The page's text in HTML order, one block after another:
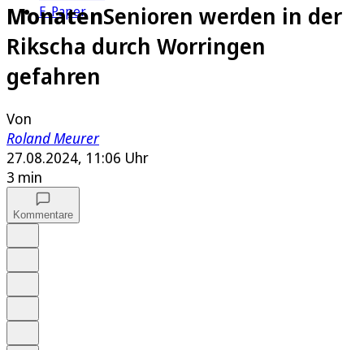
E-Paper
MonatenSenioren werden in der
Rikscha durch Worringen
gefahren
Von
Roland Meurer
27.08.2024, 11:06 Uhr
3 min
Kommentare